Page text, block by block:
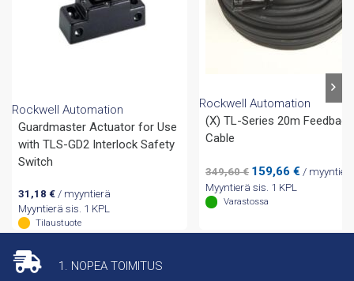
Rockwell Automation
Guardmaster Actuator for Use
with TLS-GD2 Interlock Safety
Switch
31,18 €/ myyntierä
Myyntierä sis. 1 KPL
Tilaustuote
Rockwell Automation
(X) TL-Series 20m Feedback
Cable
349,60€ Alkuperäinen
hinta
oli:
159,66€ Nykyinen
/
Myyntierä sis. 1 KPL
Varastossa
1. NOPEA TOIMITUS